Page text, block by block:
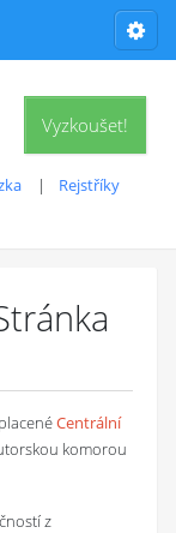
Vyzkoušet!
Rejstříky
Centrální
komorou
z